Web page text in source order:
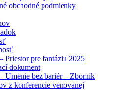
obchodné podmienky
Priestor pre fantáziu 2025
dokument
Umenie bez bariér – Zborník
z konferencie venovanej